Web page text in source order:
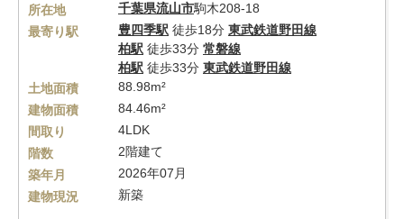
所在地 千葉県流山市駒木208-18
最寄り駅
豊四季駅 徒歩18分 東武鉄道野田線
柏駅 徒歩33分 常磐線
柏駅 徒歩33分 東武鉄道野田線
土地面積
88.98m²
建物面積
84.46m²
間取り
4LDK
階数
2階建て
築年月
2026年07月
建物現況
新築